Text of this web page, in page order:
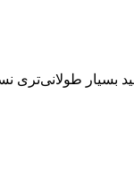
طولانی‌تری